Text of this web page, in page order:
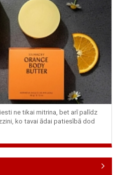
ne tikai mitrina, bet arī palīdz
ko tavai ādai patiesībā dod